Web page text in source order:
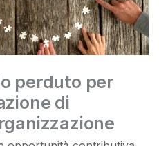
perduto per
di